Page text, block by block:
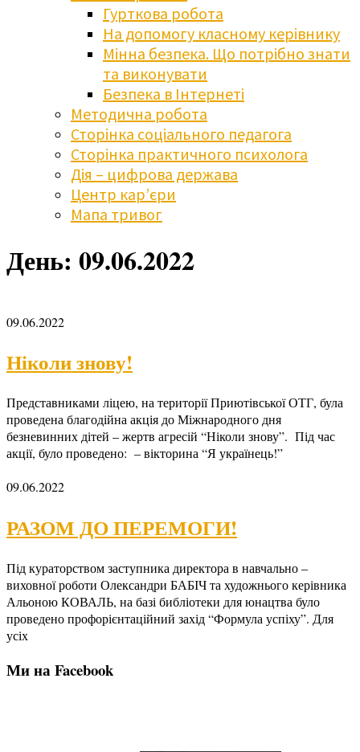
Гурткова робота
На допомогу класному керівнику
Мінна безпека. Що потрібно знати
та виконувати
Безпека в Інтернеті
Методична робота
Сторінка соціального педагога
Сторінка практичного психолога
Дія – цифрова держава
Центр кар’єри
Мапа тривог
День: 09.06.2022
09.06.2022
Ніколи знову!
Представниками ліцею, на території Приютівської ОТГ, була
проведена благодійна акція до Міжнародного дня
безневинних дітей – жертв агресій “Ніколи знову”. Під час
акції, було проведено: – вікторина “Я українець!”
09.06.2022
РАЗОМ ДО ПЕРЕМОГИ!
Під кураторством заступника директора в навчально –
виховної роботи Олександри БАБІЧ та художнього керівника
Альоною КОВАЛЬ, на базі библіотеки для юнацтва було
проведено профорієнтаційний захід “Формула успіху”. Для
усіх
Ми на Facebook